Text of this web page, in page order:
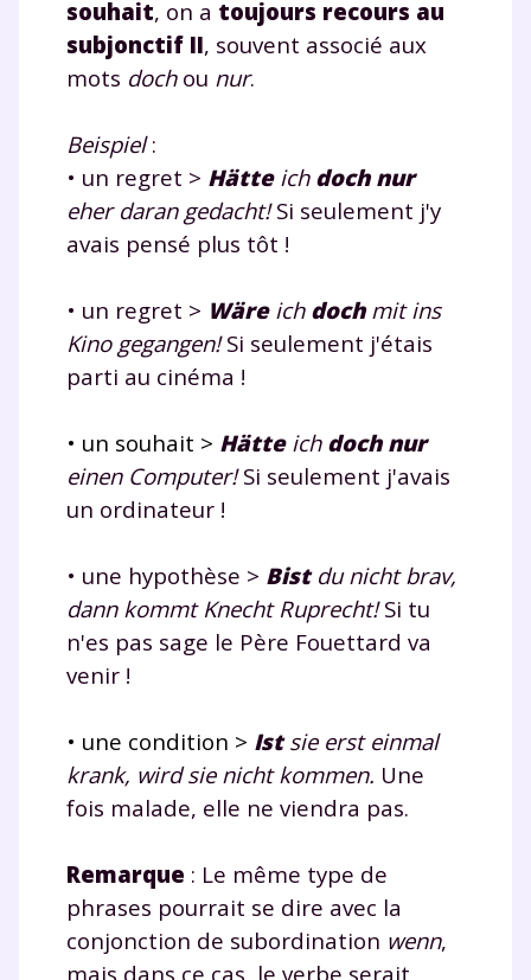
souhait, on a toujours recours au
subjonctif II, souvent associé aux
mots dochou nur.
Beispiel:
• un regret > Hätteich doch nur
eher daran gedacht!Si seulement j'y
avais pensé plus tôt !
• un regret > Wäre ich dochmit ins
Kino gegangen!Si seulement j'étais
parti au cinéma !
• un souhait > Hätteich doch nur
einen Computer!Si seulement j'avais
un ordinateur !
• une hypothèse > Bistdu nicht brav,
dann kommt Knecht Ruprecht!Si tu
n'es pas sage le Père Fouettard va
venir !
• une condition > Istsie erst einmal
krank, wird sie nicht kommen. Une
fois malade, elle ne viendra pas.
Remarque : Le même type de
phrases pourrait se dire avec la
conjonction de subordination wenn,
mais dans ce cas, le verbe serait
Envie de progresser
et de réussir votre
année scolaire ?
Testez gratuitement
pendant 24h notre
plateforme de soutien
scolaire !
Fiches de cours et vidéos,exercices
corrigés,podcasts de révisions
Un
Tout le programme scolaire du CP à
la Terminale
Des profs expérimentés disponibles
à la demande par tchat, audio ou